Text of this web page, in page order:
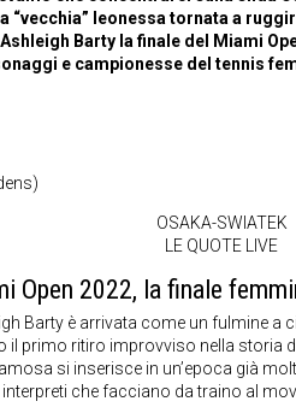
“vecchia” leonessa tornata a
Barty la finale del Miami
e campionesse del tennis
OSAKA-SWIATEK
LE QUOTE LIVE
Open 2022, la finale
Barty è arrivata come un fulmine a
primo ritiro improvviso nella storia
si inserisce in un’epoca già
che facciano da traino al